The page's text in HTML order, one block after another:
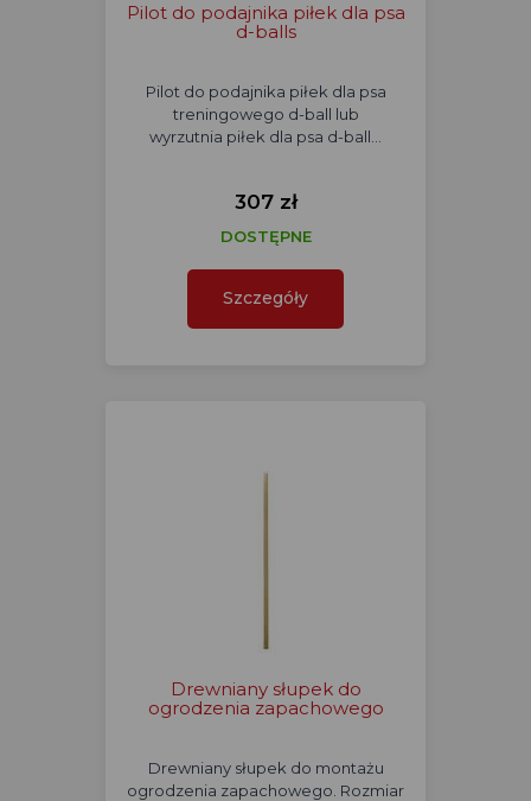
Pilot do podajnika piłek dla psa
d-balls
Pilot do podajnika piłek dla psa
treningowego d-ball lub
wyrzutnia piłek dla psa d-ball…
307 zł
DOSTĘPNE
Szczegóły
Drewniany słupek do
ogrodzenia zapachowego
Drewniany słupek do montażu
ogrodzenia zapachowego. Rozmiar